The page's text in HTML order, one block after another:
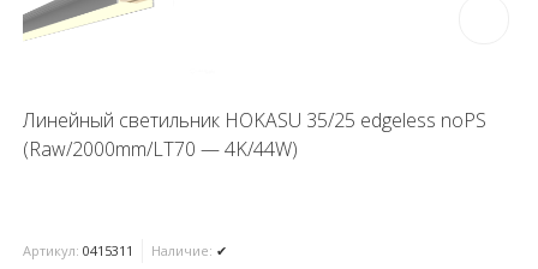
Линейный светильник HOKASU 35/25 edgeless noPS
(Raw/2000mm/LT70 — 4K/44W)
Артикул: 0415311 Наличие: ✔